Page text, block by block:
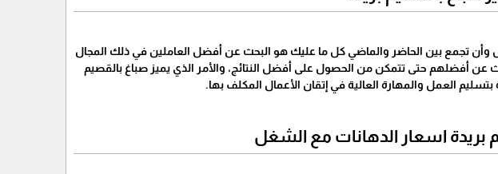
وأن تجمع بين الحاضر والماضي كل ما عليك هو البحث عن أفضل العاملين في ذلك المجال
أفضلهم حتى تتمكن من الحصول على أفضل النتائج، والأمر الذي يميز صباغ بالقصيم
العمل والمهارة العالية في إتقان الأعمال المكلف بها.
بريدة اسعار الدهانات مع الشغل